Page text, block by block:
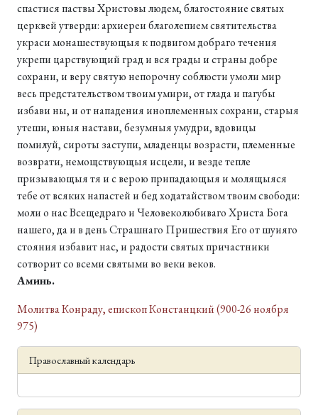
спастися паствы Христовы людем, благостояние святых
церквей утверди: архиереи благолепием святительства
украси монашествующыя к подвигом добраго течения
укрепи царствующий град и вся грады и страны добре
сохрани, и веру святую непорочну соблюсти умоли мир
весь предстательством твоим умири, от глада и пагубы
избави ны, и от нападения иноплеменных сохрани, старыя
утеши, юныя настави, безумныя умудри, вдовицы
помилуй, сироты заступи, младенцы возрасти, племенные
возврати, немощствующыя исцели, и везде тепле
призывающыя тя и с верою припадающыя и молящыяся
тебе от всяких напастей и бед ходатайством твоим свободи:
моли о нас Всещедраго и Человеколюбиваго Христа Бога
нашего, да и в день Страшнаго Пришествия Его от шуияго
стояния избавит нас, и радости святых причастники
сотворит со всеми святыми во веки веков.
Аминь.
Молитва Конраду, епископ Констанцкий (900-26 ноября
975)
Православный календарь